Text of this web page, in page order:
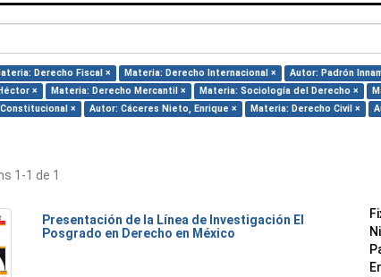
Derecho Fiscal × Materia: Derecho Internacional × Autor: Padrón
×
Materia: Derecho Mercantil × Materia: Sociología del Derecho ×
×
Autor: Cáceres Nieto, Enrique × Materia: Derecho Civil ×
1-1 de 1
Presentación de la Línea de Investigación El
Posgrado en Derecho en México